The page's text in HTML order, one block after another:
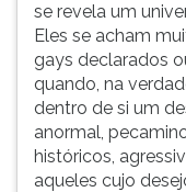
se revela um
Eles se acham
gays declarados
quando, na
dentro de si um
anormal,
históricos,
aqueles cujo